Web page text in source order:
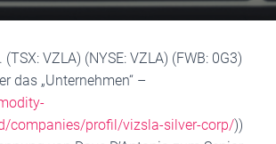
C
H
VZLA) (NYSE: VZLA) (FWB: 0G3)
das „Unternehmen“ –
companies/profil/vizsla-silver-corp/))